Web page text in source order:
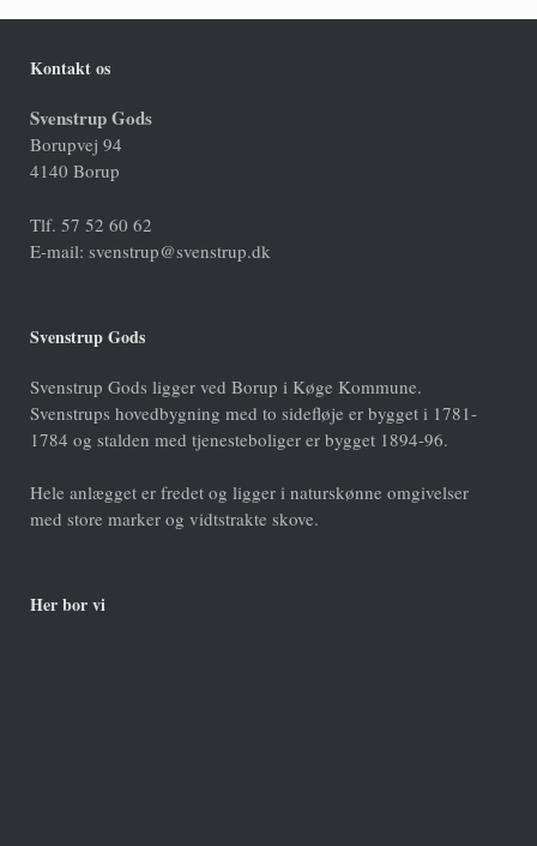
Kontakt os
Svenstrup Gods
Borupvej 94
4140 Borup
Tlf. 57 52 60 62
E-mail: svenstrup@svenstrup.dk
Svenstrup Gods
Svenstrup Gods ligger ved Borup i Køge Kommune.
Svenstrups hovedbygning med to sidefløje er bygget i 1781-
1784 og stalden med tjenesteboliger er bygget 1894-96.
Hele anlægget er fredet og ligger i naturskønne omgivelser
med store marker og vidtstrakte skove.
Her bor vi